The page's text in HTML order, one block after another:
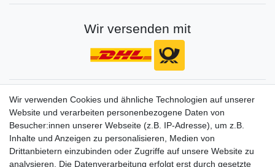
Wir versenden mit
Gerne halten wir sie auf dem Laufenden
VORNAME NACHNAME
Newsletter
Honig
Wir verwenden Cookies und ähnliche Technologien auf unserer
Website und verarbeiten personenbezogene Daten von
Besucher:innen unserer Webseite (z.B. IP-Adresse), um z.B.
Inhalte und Anzeigen zu personalisieren, Medien von
Drittanbietern einzubinden oder Zugriffe auf unsere Website zu
analysieren. Die Datenverarbeitung erfolgt erst durch gesetzte